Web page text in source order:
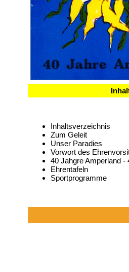
Inhaltsverzeichnis
Zum Geleit
Unser Paradies
Vorwort des
40 Jahgre Amperland
Ehrentafeln
Sportprogramme